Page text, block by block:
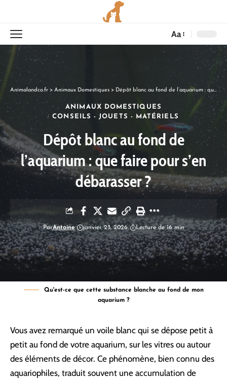
Aa
Animalandco.fr > Animaux Domestiques > Dépôt blanc au fond de l’aquarium : que faire pour s’en débarasser ?
ANIMAUX DOMESTIQUES
CONSEILS - JOUETS - MATÉRIELS
Dépôt blanc au fond de
l’aquarium : que faire pour s’en
débarasser ?
ParAntoine janvier 23, 2026 Lecture de 16 min
Qu'est-ce que cette substance blanche au fond de mon
aquarium ?
Vous avez remarqué un voile blanc qui se dépose petit à
petit au fond de votre aquarium, sur les vitres ou autour
des éléments de décor. Ce phénomène, bien connu des
aquariophiles, traduit souvent une accumulation de